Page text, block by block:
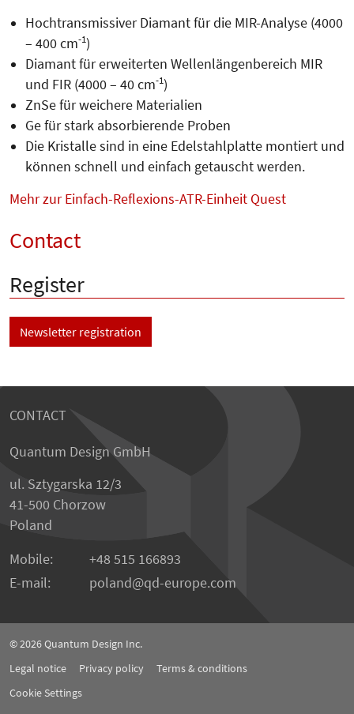
Hochtransmissiver Diamant für die MIR-Analyse (4000
– 400 cm-1)
Diamant für erweiterten Wellen­längenbereich MIR
und FIR (4000 – 40 cm-1)
ZnSe für weichere Materialien
Ge für stark absorbierende Proben
Die Kristalle sind in eine Edelstahlplatte montiert und
können schnell und einfach getauscht werden.
Mehr zur Einfach-Reflexions-ATR-Einheit Quest
Contact
Register
Newsletter registration
CONTACT
Quantum Design GmbH
ul. Sztygarska 12/3
41-500 Chorzow
Poland
Mobile:
+48 515 166893
E-mail:
poland qd-europe.com
© 2026Quantum Design Inc.
Legal notice
Privacy policy
Terms & conditions
Cookie Settings